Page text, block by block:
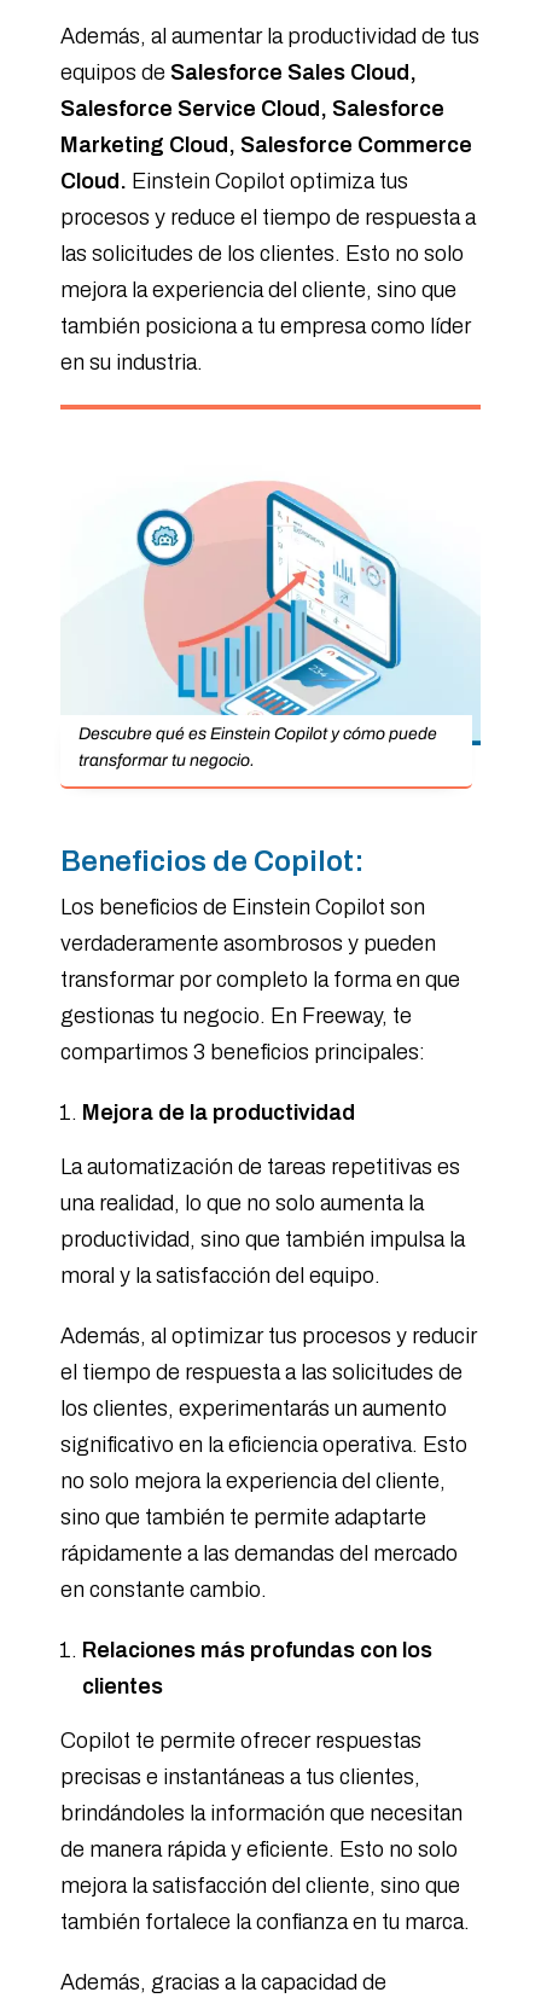
Además, al aumentar la productividad de tus
equipos de Salesforce Sales Cloud,
Salesforce Service Cloud, Salesforce
Marketing Cloud, Salesforce Commerce
Cloud. Einstein Copilot optimiza tus
procesos y reduce el tiempo de respuesta a
las solicitudes de los clientes. Esto no solo
mejora la experiencia del cliente, sino que
también posiciona a tu empresa como líder
en su industria.
Descubre qué es Einstein Copilot y cómo puede
transformar tu negocio.
Beneficios de Copilot:
Los beneficios de Einstein Copilot son
verdaderamente asombrosos y pueden
transformar por completo la forma en que
gestionas tu negocio. En Freeway, te
compartimos 3 beneficios principales:
Mejora de la productividad
La automatización de tareas repetitivas es
una realidad, lo que no solo aumenta la
productividad, sino que también impulsa la
moral y la satisfacción del equipo.
Además, al optimizar tus procesos y reducir
el tiempo de respuesta a las solicitudes de
los clientes, experimentarás un aumento
significativo en la eficiencia operativa. Esto
no solo mejora la experiencia del cliente,
sino que también te permite adaptarte
rápidamente a las demandas del mercado
en constante cambio.
Relaciones más profundas con los
clientes
Copilot te permite ofrecer respuestas
precisas e instantáneas a tus clientes,
brindándoles la información que necesitan
de manera rápida y eficiente. Esto no solo
mejora la satisfacción del cliente, sino que
también fortalece la confianza en tu marca.
Además, gracias a la capacidad de